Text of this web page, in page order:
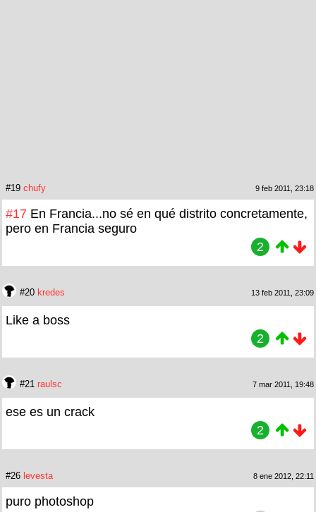
#19 chufy 9 feb 2011, 23:18
#17 En Francia...no sé en qué distrito concretamente,
pero en Francia seguro
2
#20 kredes 13 feb 2011, 23:09
Like a boss
2
#21 raulsc 7 mar 2011, 19:48
ese es un crack
2
#26 levesta 8 ene 2012, 22:11
puro photoshop